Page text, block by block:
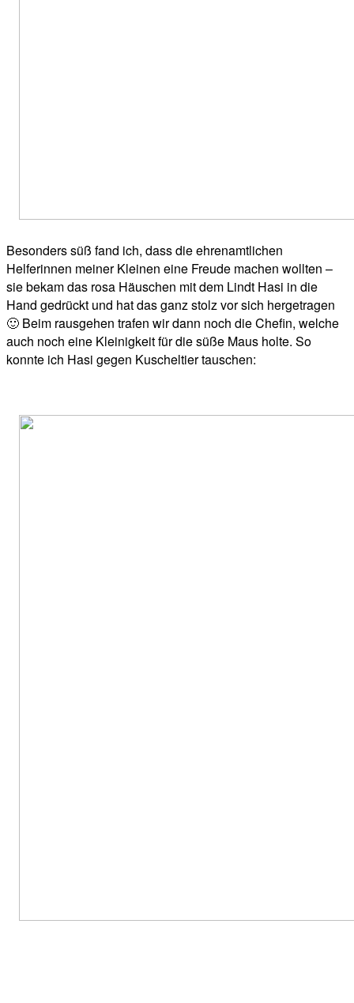
Besonders süß fand ich, dass die ehrenamtlichen
Helferinnen meiner Kleinen eine Freude machen wollten –
sie bekam das rosa Häuschen mit dem Lindt Hasi in die
Hand gedrückt und hat das ganz stolz vor sich hergetragen
🙂 Beim rausgehen trafen wir dann noch die Chefin, welche
auch noch eine Kleinigkeit für die süße Maus holte. So
konnte ich Hasi gegen Kuscheltier tauschen: